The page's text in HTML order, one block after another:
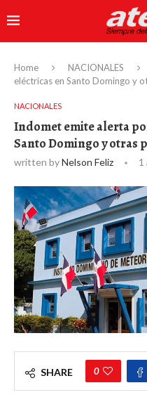
Home NACIONALES
eléctricas en Santo Domingo y
NACIONALES
Indomet emite alerta
Santo Domingo y otras
written byNelson Feliz 1
SHARE 0